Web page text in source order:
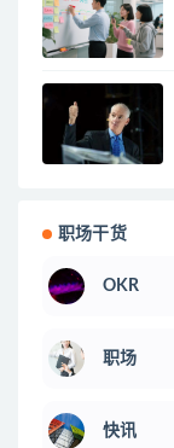
职场干货
OKR
职场
快讯